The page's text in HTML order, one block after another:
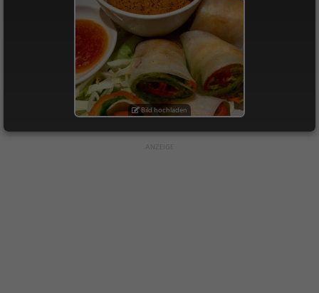
Bild hochladen